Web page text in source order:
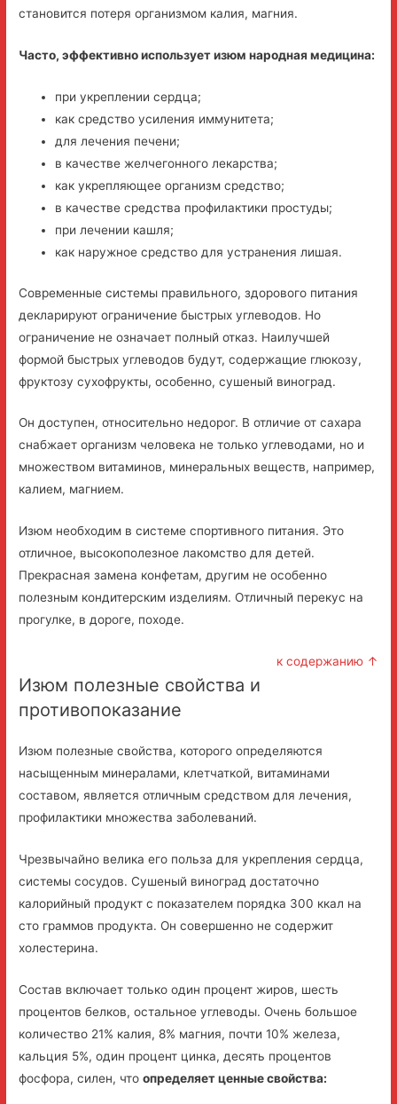
становится потеря организмом калия, магния.
Часто, эффективно использует изюм народная медицина:
при укреплении сердца;
как средство усиления иммунитета;
для лечения печени;
в качестве желчегонного лекарства;
как укрепляющее организм средство;
в качестве средства профилактики простуды;
при лечении кашля;
как наружное средство для устранения лишая.
Современные системы правильного, здорового питания
декларируют ограничение быстрых углеводов. Но
ограничение не означает полный отказ. Наилучшей
формой быстрых углеводов будут, содержащие глюкозу,
фруктозу сухофрукты, особенно, сушеный виноград.
Он доступен, относительно недорог. В отличие от сахара
снабжает организм человека не только углеводами, но и
множеством витаминов, минеральных веществ, например,
калием, магнием.
Изюм необходим в системе спортивного питания. Это
отличное, высокополезное лакомство для детей.
Прекрасная замена конфетам, другим не особенно
полезным кондитерским изделиям. Отличный перекус на
прогулке, в дороге, походе.
к содержанию ↑
Изюм полезные свойства и
противопоказание
Изюм полезные свойства, которого определяются
насыщенным минералами, клетчаткой, витаминами
составом, является отличным средством для лечения,
профилактики множества заболеваний.
Чрезвычайно велика его польза для укрепления сердца,
системы сосудов. Сушеный виноград достаточно
калорийный продукт с показателем порядка 300 ккал на
сто граммов продукта. Он совершенно не содержит
холестерина.
Состав включает только один процент жиров, шесть
процентов белков, остальное углеводы. Очень большое
количество 21% калия, 8% магния, почти 10% железа,
кальция 5%, один процент цинка, десять процентов
фосфора, силен, чтоопределяет ценные свойства: